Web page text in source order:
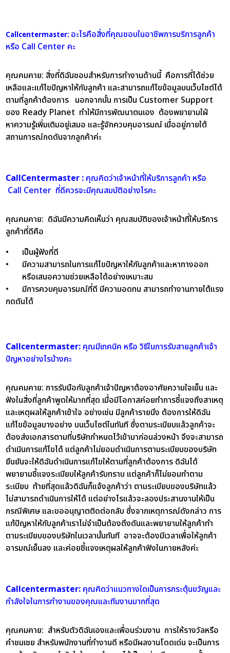
Callcentermaster: อะไรคือสิ่งที่คุณชอบในอาชีพการบริการลูกค้า
หรือ Call Center คะ
คุณคมคาย: สิ่งที่ดิฉันชอบสำหรับการทำงานด้านนี้ คือการที่ได้ช่วย
เหลือและแก้ไขปัญหาให้กับลูกค้า และสามารถแก้ไขข้อมูลบนเว็บไซต์ได้
ตามที่ลูกค้าต้องการ นอกจากนั้น การเป็น Customer Support
ของ Ready Planet ทำให้มีการพัฒนาตนเอง ต้องพยายามใฝ่
หาความรู้เพิ่มเติมอยู่เสมอ และรู้จักควบคุมอารมณ์ เมื่ออยู่ภายใต้
สถานการณ์กดดันจากลูกค้าค่ะ
CallCentermaster : คุณคิดว่าเจ้าหน้าที่ให้บริการลูกค้า หรือ
Call Center ที่ดีควรจะมีคุณสมบัติอย่างไรคะ
คุณคมคาย: ดิฉันมีความคิดเห็นว่า คุณสมบัติของเจ้าหน้าที่ให้บริการ
ลูกค้าที่ดีคือ
•
เป็นผู้ฟังที่ดี
•
มีความสามารถในการแก้ไขปัญหาให้กับลูกค้าและหาทางออก
หรือเสนอความช่วยเหลือได้อย่างเหมาะสม
•
มีการควบคุมอารมณ์ที่ดี มีความอดทน สามารถทำงานภายใต้แรง
กดดันได้
Callcentermaster: คุณมีเทคนิค หรือ วิธีในการรับสายลูกค้าเจ้า
ปัญหาอย่างไรบ้างคะ
คุณคมคาย: การรับมือกับลูกค้าเจ้าปัญหาต้องอาศัยความใจเย็น และ
ฟังในสิ่งที่ลูกค้าพูดให้มากที่สุด เมื่อมีโอกาสค่อยทำการชี้แจงถึงสาเหตุ
และเหตุผลให้ลูกค้าเข้าใจ อย่างเช่น มีลูกค้ารายนึง ต้องการให้ดิฉัน
แก้ไขข้อมูลบางอย่าง บนเว็บไซต์ในทันที ซึ่งตามระเบียบแล้วลูกค้าจะ
ต้องส่งเอกสารตามที่บริษัทกำหนดไว้เข้ามาก่อนล่วงหน้า จึงจะสามารถ
ดำเนินการแก้ไขได้ แต่ลูกค้าไม่ยอมดำเนินการตามระเบียบของบริษัท
ยืนยันจะให้ดิฉันดำเนินการแก้ไขให้ตามที่ลูกค้าต้องการ ดิฉันได้
พยายามชี้แจงระเบียบให้ลูกค้ารับทราบ แต่ลูกค้าก็ไม่ยอมทำตาม
ระเบียบ ท้ายที่สุดแล้วดิฉันก็แจ้งลูกค้าว่า ตามระเบียบของบริษัทแล้ว
ไม่สามารถดำเนินการให้ได้ แต่อย่างไรแล้วจะลองประสานงานให้เป็น
กรณีพิเศษ และขออนุญาตติดต่อกลับ ซึ่งจากเหตุการณ์ดังกล่าว การ
แก้ปัญหาให้กับลูกค้าเราไม่จำเป็นต้องดึงดันและพยายามให้ลูกค้าทำ
ตามระเบียบของบริษัทในเวลานั้นทันที อาจจะต้องมีเวลาเพื่อให้ลูกค้า
อารมณ์เย็นลง และค่อยชี้แจงเหตุผลให้ลูกค้าฟังในภายหลังค่ะ
Callcentermaster: คุณคิดว่าแนวทางใดเป็นการกระตุ้นขวัญและ
กำลังใจในการทำงานของคุณและทีมงานมากที่สุด
คุณคมคาย: สำหรับตัวดิฉันเองและเพื่อนร่วมงาน การให้รางวัลหรือ
คำชมเชย สำหรับพนักงานที่ทำงานดี หรือมีผลงานโดดเด่น จะเป็นการ